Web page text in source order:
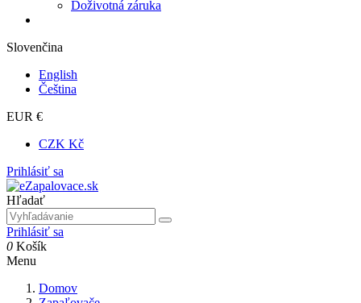
Doživotná záruka
Slovenčina
English
Čeština
EUR €
CZK Kč
Prihlásiť sa
Hľadať
Prihlásiť sa
0 Košík
Menu
Domov